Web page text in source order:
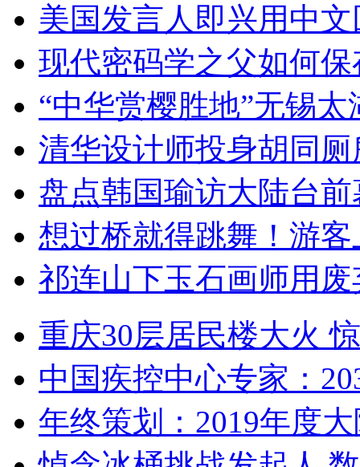
美国发言人即兴用中
现代密码学之父如何
“中华赏樱胜地”无锡
清华设计师投身胡同
盘点韩国瑜访大陆台
想过桥就得跳舞！游客
祁连山下玉石画师用
重庆30层居民楼大火
中国疾控中心专家：
年终策划：2019年度